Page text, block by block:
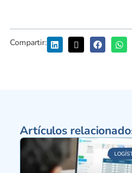
Compartir:
Artículos